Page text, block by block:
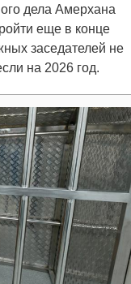
дела Амерхана
еще в конце
заседателей не
на 2026 год.